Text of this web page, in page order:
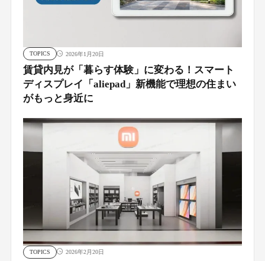
TOPICS 2026年1月20日
賃貸内見が「暮らす体験」に変わる！スマート
ディスプレイ「aliepad」新機能で理想の住まい
がもっと身近に
TOPICS 2026年2月20日